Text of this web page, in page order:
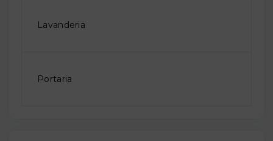
Lavanderia
Portaria